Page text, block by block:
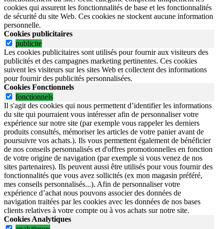
cookies qui assurent les fonctionnalités de base et les fonctionnalités
de sécurité du site Web. Ces cookies ne stockent aucune information
personnelle.
Cookies publicitaires
publicite
Les cookies publicitaires sont utilisés pour fournir aux visiteurs des
publicités et des campagnes marketing pertinentes. Ces cookies
suivent les visiteurs sur les sites Web et collectent des informations
pour fournir des publicités personnalisées.
Cookies Fonctionnels
fonctionnels
Il s'agit des cookies qui nous permettent d’identifier les informations
du site qui pourraient vous intéresser afin de personnaliser votre
expérience sur notre site (par exemple vous rappeler les derniers
produits consultés, mémoriser les articles de votre panier avant de
poursuivre vos achats.). Ils vous permettent également de bénéficier
de nos conseils personnalisés et d'offres promotionnelles en fonction
de votre origine de navigation (par exemple si vous venez de nos
sites partenaires). Ils peuvent aussi être utilisés pour vous fournir des
fonctionnalités que vous avez sollicités (ex mon magasin préféré,
mes conseils personnalisés...). Afin de personnaliser votre
expérience d’achat nous pouvons associer des données de
navigation traitées par les cookies avec les données de nos bases
clients relatives à votre compte ou à vos achats sur notre site.
Cookies Analytiques